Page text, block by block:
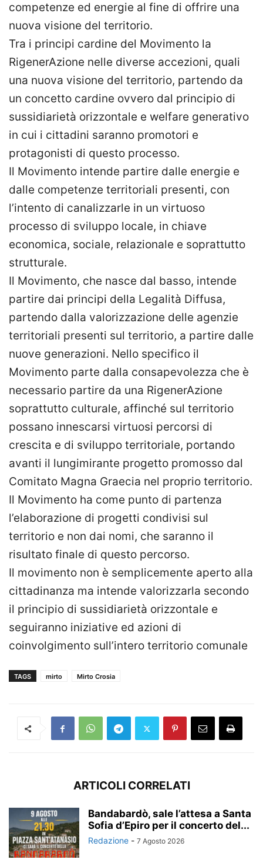
competenze ed energie al fine di offrire una
nuova visione del territorio.
Tra i principi cardine del Movimento la
RigenerAzione nelle diverse accezioni, quali
una nuova visione del territorio, partendo da
un concetto cardine ovvero dal principio di
sussidiarietà orizzontale e welfare generativo
in cui i cittadini saranno promotori e
protagonisti di questo processo.
Il Movimento intende partire dalle energie e
dalle competenze territoriali presenti, con
l’intento di canalizzarle in un virtuoso
processo di sviluppo locale, in chiave
economica, sociale, relazionale e soprattutto
strutturale.
Il Movimento, che nasce dal basso, intende
partire dai principi della Legalità Diffusa,
partendo dalla valorizzazione delle agenzie
territoriali presenti sul territorio, a partire dalle
nuove generazioni. Nello specifico il
Movimento parte dalla consapevolezza che è
necessario partire da una RigenerAzione
soprattutto culturale, affinché sul territorio
possano innescarsi virtuosi percorsi di
crescita e di sviluppo territoriale, portando
avanti il lungimirante progetto promosso dal
Comitato Magna Graecia nel proprio territorio.
Il Movimento ha come punto di partenza
l’elaborazione di progetti condivisi sul
territorio e non dai nomi, che saranno il
risultato finale di questo percorso.
Il movimento non è semplicemente aperto alla
cittadinanza ma intende valorizzarla secondo
il principio di sussidiarietà orizzontale e
seguiranno iniziative ed azioni di
coinvolgimento sull’intero territorio comunale
TAGS mirto Mirto Crosia
ARTICOLI CORRELATI
Bandabardò, sale l’attesa a Santa
Sofia d’Epiro per il concerto del...
Redazione - 7 Agosto 2026